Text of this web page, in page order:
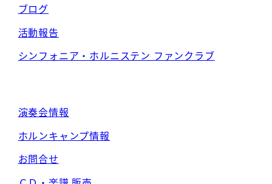
ブログ
活動報告
シンフォニア・ホルニステン ファンクラブ
演奏会情報
ホルンキャンプ情報
お問合せ